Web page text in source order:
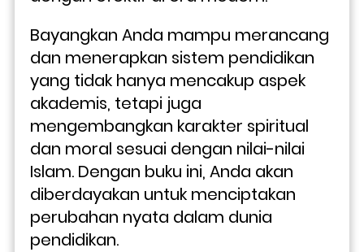
Bayangkan Anda mampu merancang
dan menerapkan sistem pendidikan
yang tidak hanya mencakup aspek
akademis, tetapi juga
mengembangkan karakter spiritual
dan moral sesuai dengan nilai-nilai
Islam. Dengan buku ini, Anda akan
diberdayakan untuk menciptakan
perubahan nyata dalam dunia
pendidikan.